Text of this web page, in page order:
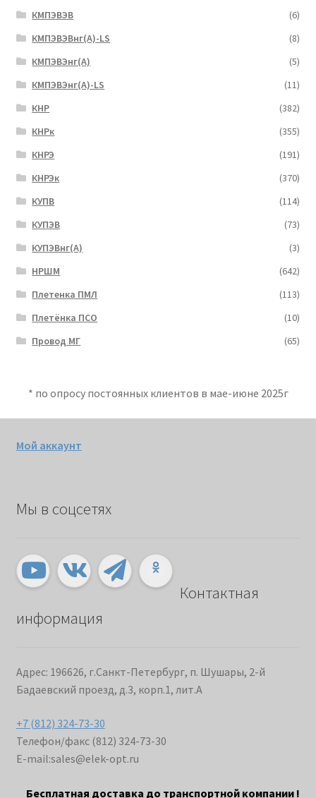
КМПЭВЭВ
(6)
КМПЭВЭВнг(А)-LS
(8)
КМПЭВЭнг(А)
(5)
КМПЭВЭнг(А)-LS
(11)
КНР
(382)
КНРк
(355)
КНРЭ
(191)
КНРЭк
(370)
КУПВ
(114)
КУПЭВ
(73)
КУПЭВнг(А)
(3)
НРШМ
(642)
Плетенка ПМЛ
(113)
Плетёнка ПСО
(10)
Провод МГ
(65)
* по опросу постоянных клиентов в мае-июне 2025г
Мой аккаунт
Мы в соцсетях
Контактная
информация
Адрес: 196626, г.Санкт-Петербург, п. Шушары, 2-й
Бадаевский проезд, д.3, корп.1, лит.А
+7 (812) 324-73-30
Телефон/факс (812) 324-73-30
E-mail:sales@elek-opt.ru
Бесплатная доставка до транспортной компании !